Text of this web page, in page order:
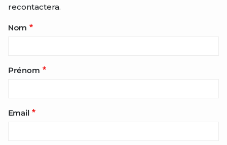
recontactera.
Nom
Prénom
Email